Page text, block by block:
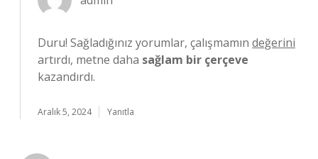
Duru! Sağladığınız yorumlar, çalışmamın değerini
artırdı, metne daha sağlam bir çerçeve
kazandırdı.
Aralık 5, 2024 Yanıtla